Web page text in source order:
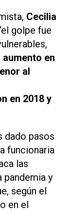
Cecilia
golpe fue
aumento en
al
en 2018 y
dado pasos
funcionaria
las
pandemia y
según el
en el